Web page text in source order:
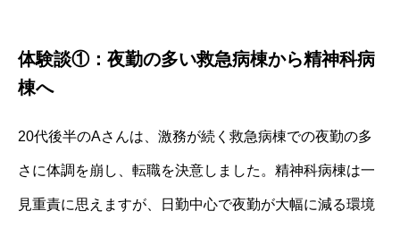
体験談①：夜勤の多い救急病棟から精神科病
棟へ
20代後半のAさんは、激務が続く救急病棟での夜勤の多
さに体調を崩し、転職を決意しました。精神科病棟は一
見重責に思えますが、日勤中心で夜勤が大幅に減る環境